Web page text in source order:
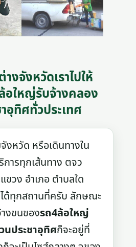
งจังหวัดเราไปให้
อใหญ่รับจ้างคลอง
อุทิศทั่วประเทศ
หวัด หรือเดินทางใน
การทุกเส้นทาง ตจว
วง อำเภอ ตำบลใด
ได้ทุกสถานที่ครับ ลักษณะ
งขนของรถ4ล้อใหญ่
นประชาอุทิศก็จะอยู่ที่